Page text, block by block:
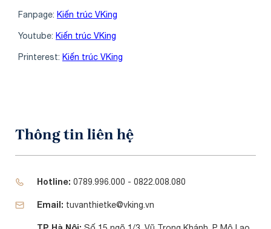
Fanpage: Kiến trúc VKing
Youtube: Kiến trúc VKing
Printerest: Kiến trúc VKing
Thông tin liên hệ
Hotline: 0789.996.000 - 0822.008.080
Email: tuvanthietke@vking.vn